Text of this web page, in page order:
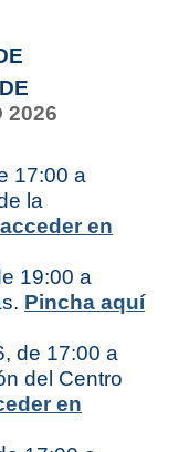
2026
17:00 a
la
en
19:00 a
Pincha aquí
de 17:00 a
del Centro
en